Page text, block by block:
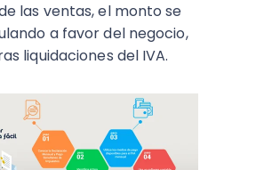
las ventas, el monto se
a favor del negocio,
liquidaciones del IVA.